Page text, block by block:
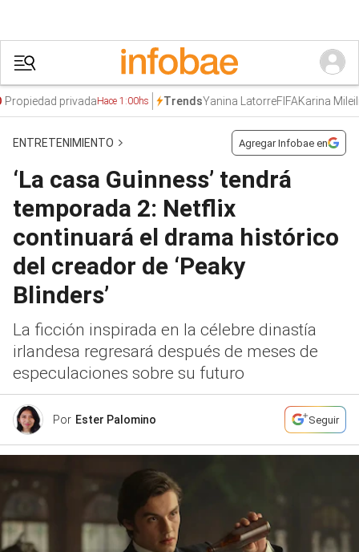
privadaHace 1:00hs TrendsYanina LatorreFIFAKarina Milei
ENTRETENIMIENTO Agregar Infobae en
‘La casa Guinness’ tendrá
temporada 2: Netflix
continuará el drama histórico
del creador de ‘Peaky
Blinders’
La ficción inspirada en la célebre dinastía
irlandesa regresará después de meses de
especulaciones sobre su futuro
Por Ester Palomino Seguir